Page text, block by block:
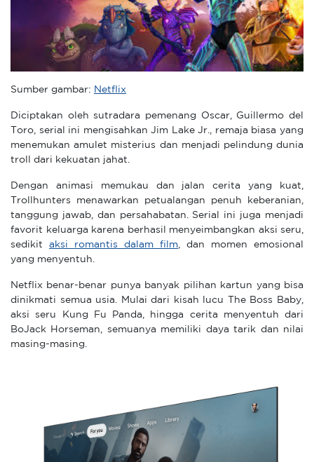
Sumber gambar: Netflix
Diciptakan oleh sutradara pemenang Oscar, Guillermo del
Toro, serial ini mengisahkan Jim Lake Jr., remaja biasa yang
menemukan amulet misterius dan menjadi pelindung dunia
troll dari kekuatan jahat.
Dengan animasi memukau dan jalan cerita yang kuat,
Trollhunters menawarkan petualangan penuh keberanian,
tanggung jawab, dan persahabatan. Serial ini juga menjadi
favorit keluarga karena berhasil menyeimbangkan aksi seru,
sedikit aksi romantis dalam film , dan momen emosional
yang menyentuh.
Netflix benar-benar punya banyak pilihan kartun yang bisa
dinikmati semua usia. Mulai dari kisah lucu The Boss Baby,
aksi seru Kung Fu Panda, hingga cerita menyentuh dari
BoJack Horseman, semuanya memiliki daya tarik dan nilai
masing-masing.